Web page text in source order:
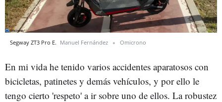
Segway ZT3 Pro E. Manuel Fernández Omicrono
En mi vida he tenido varios accidentes aparatosos con
bicicletas, patinetes y demás vehículos, y por ello le
tengo cierto 'respeto' a ir sobre uno de ellos. La robustez